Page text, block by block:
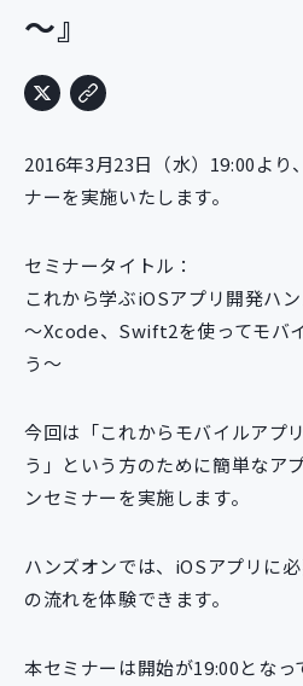
定型コース
カスタマイズコース
新規開発サービス
パッケージ開発
導入事例
イベント・セミナー
ニュース
採用情報
～』
2016年3月23日（水）19:00より
ナーを実施いたします。
セミナータイトル：
これから学ぶiOSアプリ開発ハ
～Xcode、Swift2を使ってモバ
う～
今回は「これからモバイルアプ
う」という方のために簡単なア
ンセミナーを実施します。
ハンズオンでは、iOSアプリに
の流れを体験できます。
本セミナーは開始が19:00となっ